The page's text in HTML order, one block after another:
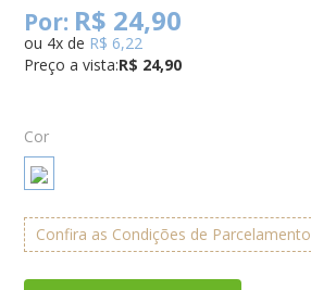
Por: R$ 24,90
ou 4x de R$ 6,22
Preço a vista:R$ 24,90
Cor
Confira as Condições de Parcelamento